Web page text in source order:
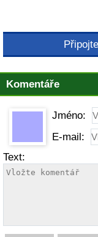
Komentáře
Jméno:
E-mail:
Text: